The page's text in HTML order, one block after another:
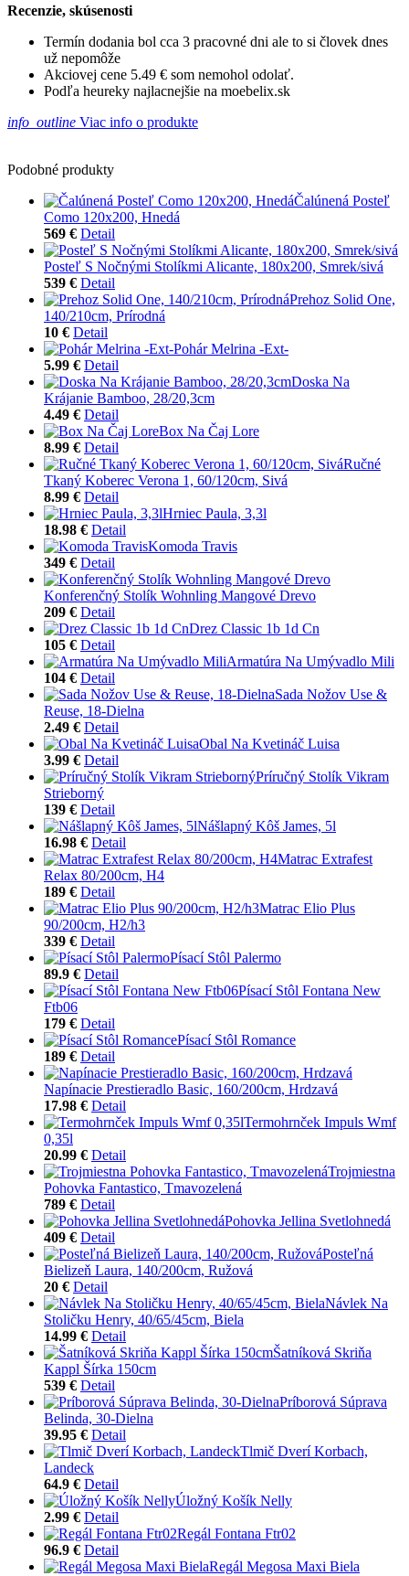
Recenzie, skúsenosti
Termín dodania bol cca 3 pracovné dni ale to si človek dnes
už nepomôže
Akciovej cene 5.49 € som nemohol odolať.
Podľa heureky najlacnejšie na moebelix.sk
info_outline Viac info o produkte
Podobné produkty
Čalúnená Posteľ
Como 120x200, Hnedá
569 € Detail
Posteľ S Nočnými Stolíkmi Alicante, 180x200, Smrek/sivá
539 € Detail
Prehoz Solid One,
140/210cm, Prírodná
10 € Detail
Pohár Melrina -Ext-
5.99 € Detail
Doska Na
Krájanie Bamboo, 28/20,3cm
4.49 € Detail
Box Na Čaj Lore
8.99 € Detail
Ručné
Tkaný Koberec Verona 1, 60/120cm, Sivá
8.99 € Detail
Hrniec Paula, 3,3l
18.98 € Detail
Komoda Travis
349 € Detail
Konferenčný Stolík Wohnling Mangové Drevo
209 € Detail
Drez Classic 1b 1d Cn
105 € Detail
Armatúra Na Umývadlo Mili
104 € Detail
Sada Nožov Use &
Reuse, 18-Dielna
2.49 € Detail
Obal Na Kvetináč Luisa
3.99 € Detail
Príručný Stolík Vikram
Strieborný
139 € Detail
Nášlapný Kôš James, 5l
16.98 € Detail
Matrac Extrafest
Relax 80/200cm, H4
189 € Detail
Matrac Elio Plus
90/200cm, H2/h3
339 € Detail
Písací Stôl Palermo
89.9 € Detail
Písací Stôl Fontana New
Ftb06
179 € Detail
Písací Stôl Romance
189 € Detail
Napínacie Prestieradlo Basic, 160/200cm, Hrdzavá
17.98 € Detail
Termohrnček Impuls Wmf
0,35l
20.99 € Detail
Trojmiestna
Pohovka Fantastico, Tmavozelená
789 € Detail
Pohovka Jellina Svetlohnedá
409 € Detail
Posteľná
Bielizeň Laura, 140/200cm, Ružová
20 € Detail
Návlek Na
Stoličku Henry, 40/65/45cm, Biela
14.99 € Detail
Šatníková Skriňa
Kappl Šírka 150cm
539 € Detail
Príborová Súprava
Belinda, 30-Dielna
39.95 € Detail
Tlmič Dverí Korbach,
Landeck
64.9 € Detail
Úložný Košík Nelly
2.99 € Detail
Regál Fontana Ftr02
96.9 € Detail
Regál Megosa Maxi Biela